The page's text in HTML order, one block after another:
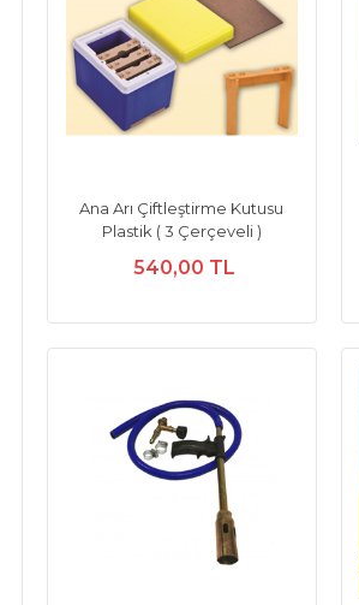
Ana Arı Çiftleştirme Kutusu
Plastik ( 3 Çerçeveli )
540,00 TL